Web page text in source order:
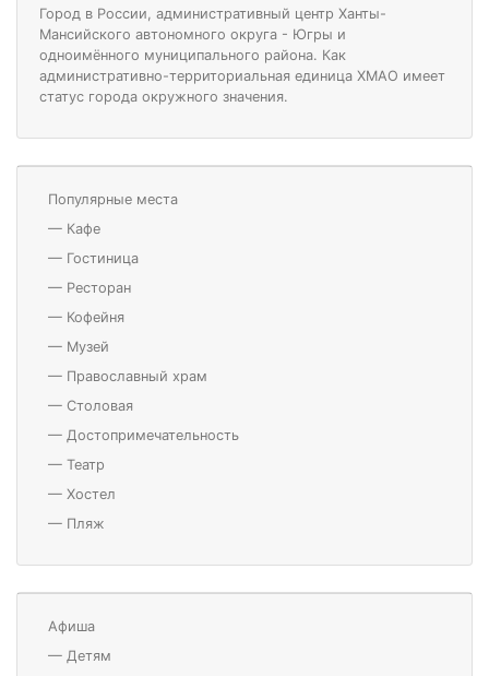
Город в России, административный центр Ханты-
Мансийского автономного округа - Югры и
одноимённого муниципального района. Как
административно-территориальная единица ХМАО имеет
статус города окружного значения.
Популярные места
— Кафе
— Гостиница
— Ресторан
— Кофейня
— Музей
— Православный храм
— Столовая
— Достопримечательность
— Театр
— Хостел
— Пляж
Афиша
— Детям